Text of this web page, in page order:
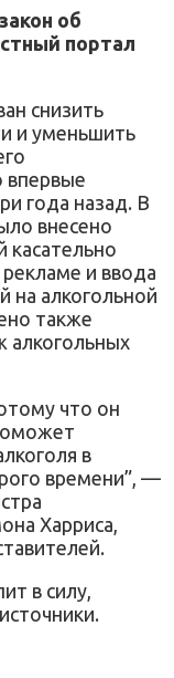
об
портал
снизить
и уменьшить
впервые
года назад. В
внесено
касательно
и ввода
на алкогольной
также
алкогольных
что он
в
времени”, —
Харриса,
в силу,